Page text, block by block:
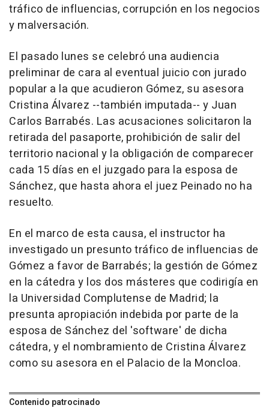
tráfico de influencias, corrupción en los negocios
y malversación.
El pasado lunes se celebró una audiencia
preliminar de cara al eventual juicio con jurado
popular a la que acudieron Gómez, su asesora
Cristina Álvarez --también imputada-- y Juan
Carlos Barrabés. Las acusaciones solicitaron la
retirada del pasaporte, prohibición de salir del
territorio nacional y la obligación de comparecer
cada 15 días en el juzgado para la esposa de
Sánchez, que hasta ahora el juez Peinado no ha
resuelto.
En el marco de esta causa, el instructor ha
investigado un presunto tráfico de influencias de
Gómez a favor de Barrabés; la gestión de Gómez
en la cátedra y los dos másteres que codirigía en
la Universidad Complutense de Madrid; la
presunta apropiación indebida por parte de la
esposa de Sánchez del 'software' de dicha
cátedra, y el nombramiento de Cristina Álvarez
como su asesora en el Palacio de la Moncloa.
Contenido patrocinado